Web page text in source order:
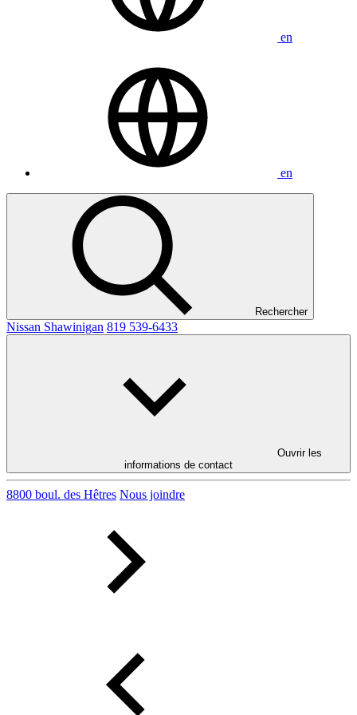
en
en
Rechercher
Nissan Shawinigan 819 539-6433
Ouvrir les
informations de contact
8800 boul. des Hêtres Nous joindre